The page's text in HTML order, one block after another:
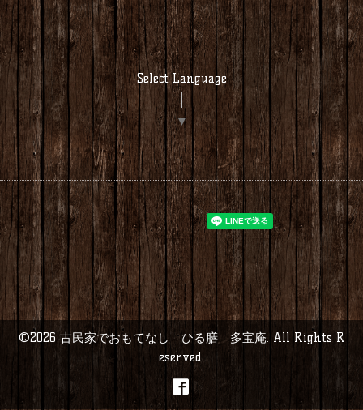
Select Language
▼
©2026 古民家でおもてなし ひる膳 多宝庵. All Rights R
eserved.